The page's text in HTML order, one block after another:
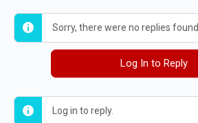
Sorry, there were no replies found.
Log In to Reply
Log in to reply.